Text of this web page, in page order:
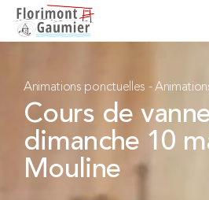
Animations ponctuelles -
Cours de
dimanche 10
Mouline